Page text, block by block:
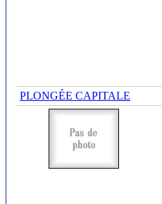
PLONGÉE CAPITALE